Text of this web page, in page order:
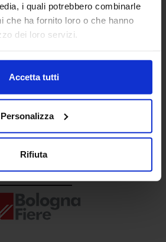
i quali potrebbero combinarle
che ha fornito loro o che hanno
dei loro servizi.
Accetta tutti
Personalizza
Rifiuta
+ 39 02.332039460
Progetto e direzione